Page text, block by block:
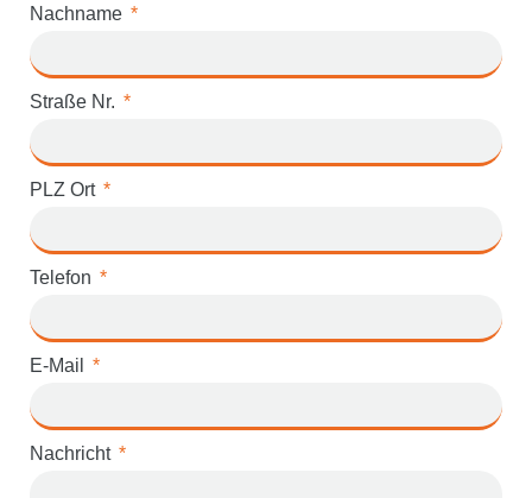
Nachname
Straße Nr.
PLZ Ort
Telefon
E-Mail
Nachricht